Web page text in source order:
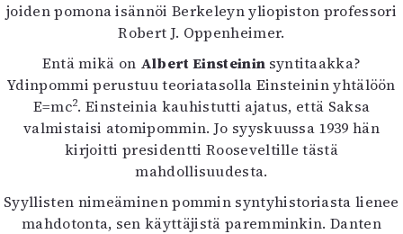
joiden pomona isännöi Berkeleyn yliopiston professori
Robert J. Oppenheimer.
Entä mikä on Albert Einsteinin syntitaakka?
Ydinpommi perustuu teoriatasolla Einsteinin yhtälöön
E=mc2. Einsteinia kauhistutti ajatus, että Saksa
valmistaisi atomipommin. Jo syyskuussa 1939 hän
kirjoitti presidentti Rooseveltille tästä
mahdollisuudesta.
Syyllisten nimeäminen pommin syntyhistoriasta lienee
mahdotonta, sen käyttäjistä paremminkin. Danten